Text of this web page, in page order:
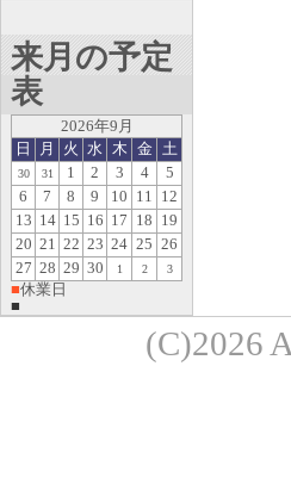
来月の予定
表
2026年9月
日
月 火 水 木 金 土
30 31 1 2 3 4
5
6
7 8 9 10 11
12
13 14 15 16 17 18 19
20 21 22 23 24 25 26
27 28 29 30 1 2 3
■休業日
■
(C)2026